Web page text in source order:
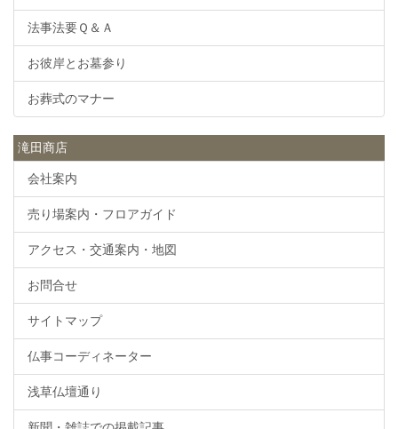
法事法要Ｑ＆Ａ
お彼岸とお墓参り
お葬式のマナー
滝田商店
会社案内
売り場案内・フロアガイド
アクセス・交通案内・地図
お問合せ
サイトマップ
仏事コーディネーター
浅草仏壇通り